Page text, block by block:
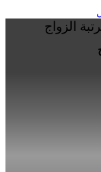
الزواج